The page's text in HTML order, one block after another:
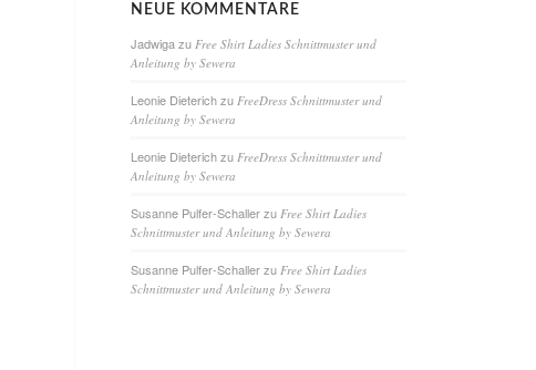
NEUE KOMMENTARE
Jadwigazu Free Shirt Ladies Schnittmuster und
Anleitung by Sewera
Leonie Dieterichzu FreeDress Schnittmuster und
Anleitung by Sewera
Leonie Dieterichzu FreeDress Schnittmuster und
Anleitung by Sewera
Susanne Pulfer-Schallerzu Free Shirt Ladies
Schnittmuster und Anleitung by Sewera
Susanne Pulfer-Schallerzu Free Shirt Ladies
Schnittmuster und Anleitung by Sewera